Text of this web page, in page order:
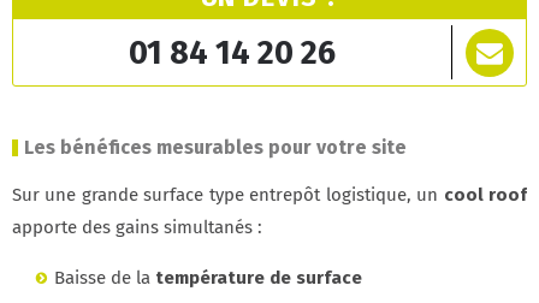
01 84 14 20 26
Les bénéfices mesurables pour votre site
Sur une grande surface type entrepôt logistique, un cool roof
apporte des gains simultanés :
Baisse de la température de surface